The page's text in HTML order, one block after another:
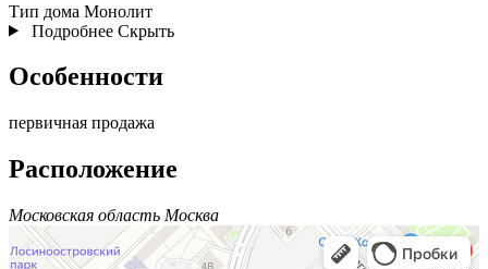
Тип дома Монолит
Подробнее Скрыть
Особенности
первичная продажа
Расположение
Московская область Москва